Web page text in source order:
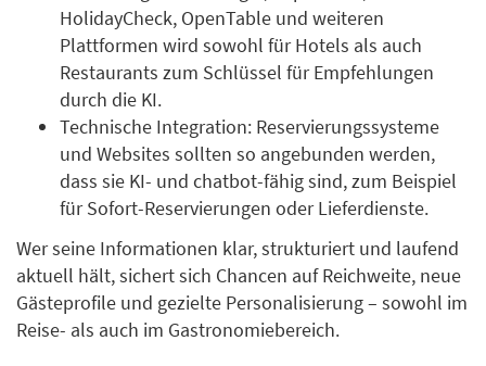
HolidayCheck, OpenTable und weiteren
Plattformen wird sowohl für Hotels als auch
Restaurants zum Schlüssel für Empfehlungen
durch die KI.
Technische Integration: Reservierungssysteme
und Websites sollten so angebunden werden,
dass sie KI- und chatbot-fähig sind, zum Beispiel
für Sofort-Reservierungen oder Lieferdienste.
Wer seine Informationen klar, strukturiert und laufend
aktuell hält, sichert sich Chancen auf Reichweite, neue
Gästeprofile und gezielte Personalisierung – sowohl im
Reise- als auch im Gastronomiebereich.